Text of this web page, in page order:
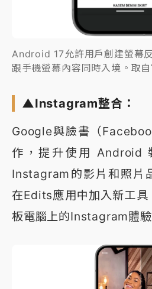
Android 17允許用戶創建螢幕
跟手機螢幕內容同時入境。取自
▲Instagram整合：
Google與臉書（
作，提升使用 Android
Instagram的影片和照片
在Edits應用中加入新工
板電腦上的Instagram體驗